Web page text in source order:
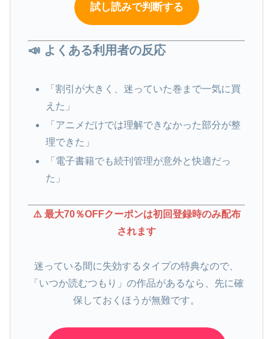
試し読みで判断する
📣 よくある利用者の反応
「割引が大きく、迷っていた巻まで一気に買
えた」
「アニメだけでは理解できなかった部分が整
理できた」
「電子書籍でも続刊管理が意外と快適だっ
た」
⚠️ 最大70％OFFクーポンは初回登録時のみ配布
されます
迷っている間に失効するタイプの特典なので、
「いつか読むつもり」の作品があるなら、先に確
保しておくほうが無難です。